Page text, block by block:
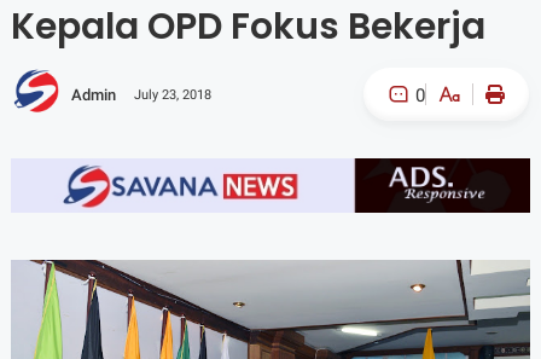
Kepala OPD Fokus Bekerja
Admin July 23, 2018 0
A- A+